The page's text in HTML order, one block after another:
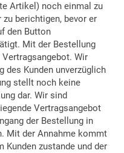
Artikel) noch einmal zu
zu berichtigen, bevor er
den Button
Mit der Bestellung
Wir
des Kunden unverzüglich
stellt noch keine
dar. Wir sind
Vertragsangebot
der Bestellung in
Mit der Annahme kommt
Kunden zustande und der